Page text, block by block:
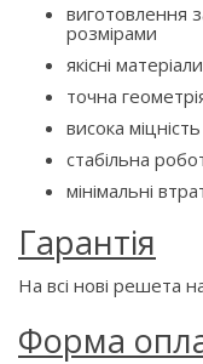
виготовлення
розмірами
якісні
точна
висока
стабільна
мінімальні
Гарантія
На всі нові решета
Форма